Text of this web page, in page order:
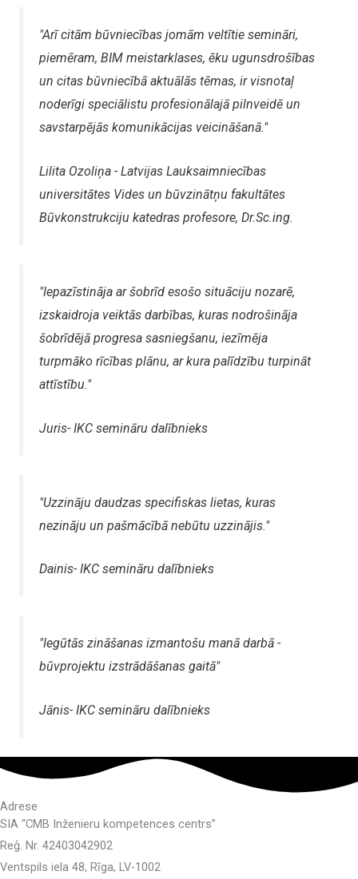
"Arī citām būvniecības jomām veltītie semināri,
piemēram, BIM meistarklases, ēku ugunsdrošības
un citas būvniecībā aktuālās tēmas, ir visnotaļ
noderīgi speciālistu profesionālajā pilnveidē un
savstarpējās komunikācijas veicināšanā."
Lilita Ozoliņa - Latvijas Lauksaimniecības
universitātes Vides un būvzinātņu fakultātes
Būvkonstrukciju katedras profesore, Dr.Sc.ing.
"Iepazīstināja ar šobrīd esošo situāciju nozarē,
izskaidroja veiktās darbības, kuras nodrošināja
šobrīdējā progresa sasniegšanu, iezīmēja
turpmāko rīcības plānu, ar kura palīdzību turpināt
attīstību."
Juris- IKC semināru dalībnieks
"Uzzināju daudzas specifiskas lietas, kuras
nezināju un pašmācībā nebūtu uzzinājis."
Dainis- IKC semināru dalībnieks
"Iegūtās zināšanas izmantošu manā darbā -
būvprojektu izstrādāšanas gaitā"
Jānis- IKC semināru dalībnieks
Adrese
SIA “CMB Inženieru kompetences centrs”
Reģ. Nr. 42403042902
Ventspils iela 48, Rīga, LV-1002